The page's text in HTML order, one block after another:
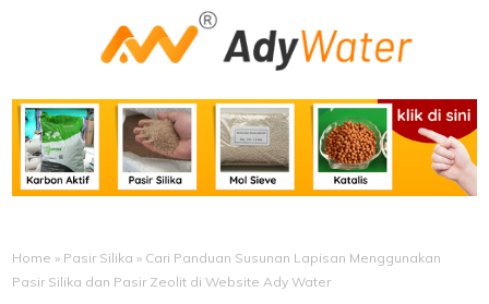
Home » Pasir Silika » Cari Panduan Susunan Lapisan Menggunakan
Pasir Silika dan Pasir Zeolit di Website Ady Water